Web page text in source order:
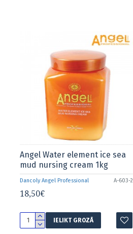
Dancoly Angel Professional A-603-2
Angel Water element ice sea
mud nursing cream 1kg
18,50€
IELIKT GROZĀ